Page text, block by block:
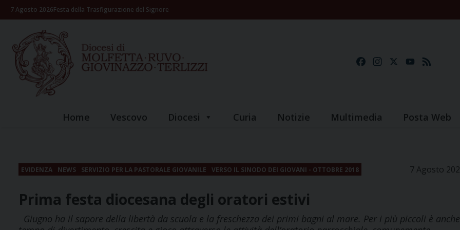
Skip7 Agosto 2026Festa della Trasfigurazione del Signore
FacebookInstagramYouTube
Home Vescovo Diocesi Curia Notizie Multimedia Posta Web
EVIDENZA NEWS SERVIZIO PER LA PASTORALE GIOVANILE VERSO IL SINODO DEI GIOVANI - OTTOBRE 2018 7 Agosto
Prima festa diocesana degli oratori estivi
Giugno ha il sapore della libertà da scuola e la freschezza dei primi bagni al mare. Per i più piccoli è anche